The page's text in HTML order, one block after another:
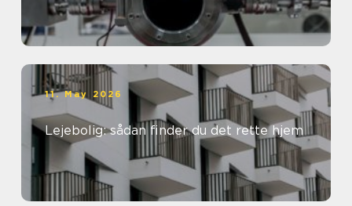
11. May 2026
Lejebolig: sådan finder du det rette hjem